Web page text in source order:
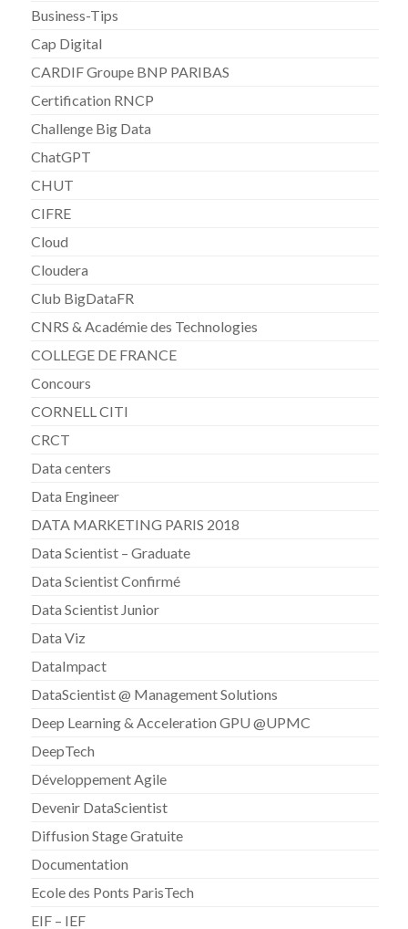
Business-Tips
Cap Digital
CARDIF Groupe BNP PARIBAS
Certification RNCP
Challenge Big Data
ChatGPT
CHUT
CIFRE
Cloud
Cloudera
Club BigDataFR
CNRS & Académie des Technologies
COLLEGE DE FRANCE
Concours
CORNELL CITI
CRCT
Data centers
Data Engineer
DATA MARKETING PARIS 2018
Data Scientist – Graduate
Data Scientist Confirmé
Data Scientist Junior
Data Viz
DataImpact
DataScientist @ Management Solutions
Deep Learning & Acceleration GPU @UPMC
DeepTech
Développement Agile
Devenir DataScientist
Diffusion Stage Gratuite
Documentation
Ecole des Ponts ParisTech
EIF – IEF